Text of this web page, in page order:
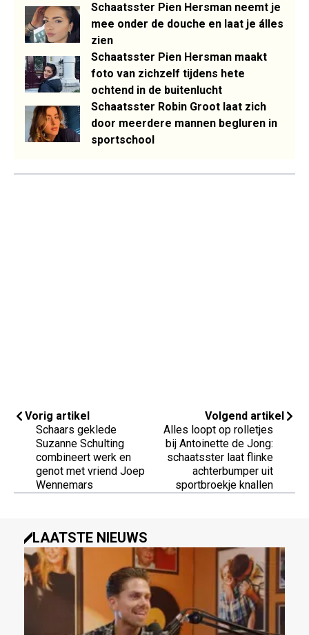
Schaatsster Pien Hersman neemt je
mee onder de douche en laat je álles
zien
Schaatsster Pien Hersman maakt
foto van zichzelf tijdens hete
ochtend in de buitenlucht
Schaatsster Robin Groot laat zich
door meerdere mannen begluren in
sportschool
Vorig artikel
Schaars geklede
Suzanne Schulting
combineert werk en
genot met vriend Joep
Wennemars
Volgend artikel
Alles loopt op rolletjes
bij Antoinette de Jong:
schaatsster laat flinke
achterbumper uit
sportbroekje knallen
LAATSTE NIEUWS